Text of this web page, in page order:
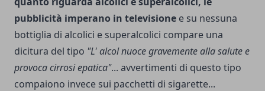
pubblicità imperano in televisione e su nessuna
bottiglia di alcolici e superalcolici compare una
dicitura del tipo "L' alcol nuoce gravemente alla salute e
provoca cirrosi epatica"... avvertimenti di questo tipo
compaiono invece sui pacchetti di sigarette...